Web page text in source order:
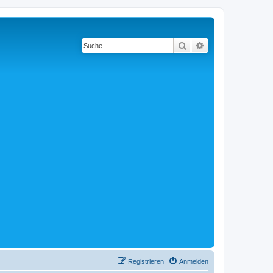
Suche
Anmelden
Registrieren